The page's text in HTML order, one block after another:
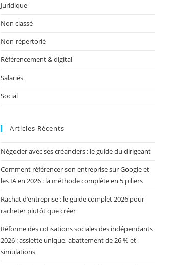
Juridique
Non classé
Non-répertorié
Référencement & digital
Salariés
Social
Articles Récents
Négocier avec ses créanciers : le guide du dirigeant
Comment référencer son entreprise sur Google et
les IA en 2026 : la méthode complète en 5 piliers
Rachat d’entreprise : le guide complet 2026 pour
racheter plutôt que créer
Réforme des cotisations sociales des indépendants
2026 : assiette unique, abattement de 26 % et
simulations